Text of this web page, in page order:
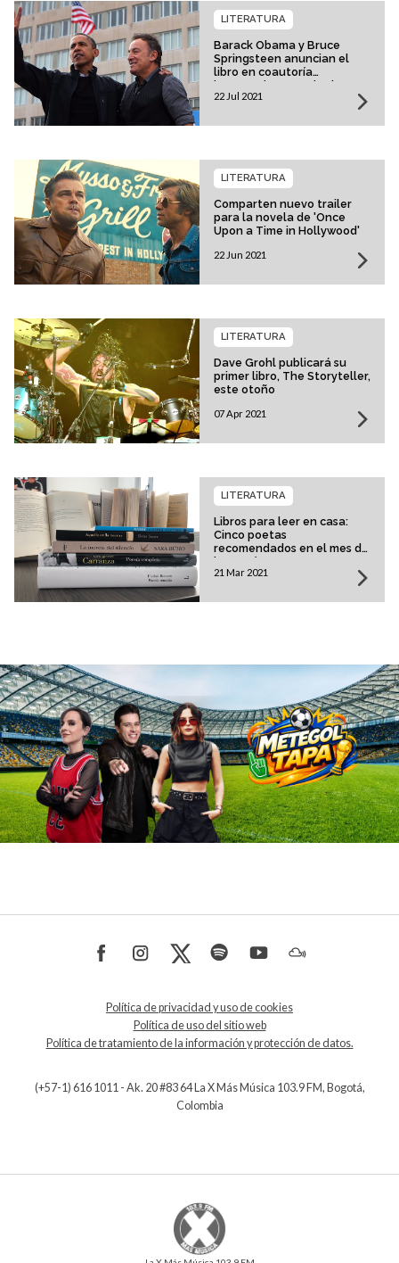
Barack Obama y Bruce
Springsteen anuncian el
libro en coautoría
'Renegades: Born in the
USA'
LITERATURA
22 Jul 2021
Comparten nuevo trailer
para la novela de 'Once
Upon a Time in Hollywood'
LITERATURA
22 Jun 2021
Dave Grohl publicará su
primer libro, The Storyteller,
este otoño
LITERATURA
07 Apr 2021
Libros para leer en casa:
Cinco poetas
recomendados en el mes de
la poesía
LITERATURA
21 Mar 2021
Política de privacidad y uso de cookies
Política de uso del sitio web
Política de tratamiento de la información y protección de datos.
(+57-1) 616 1011 - Ak. 20 #83 64 La X Más Música 103.9 FM, Bogotá,
Colombia